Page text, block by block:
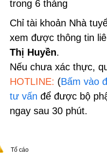
trong 6 tháng
Chỉ tài khoản Nhà
xem được thông tin
Thị Huyền.
Nếu chưa xác thực,
HOTLINE: (Bấm vào
tư vấn để được bộ
ngay sau 30 phút.
Tố cáo